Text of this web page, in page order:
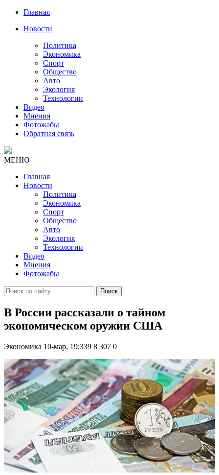
Главная
Новости
Политика
Экономика
Спорт
Общество
Авто
Экология
Технологии
Видео
Мнения
Фотожабы
Обратная связь
МЕНЮ
Главная
Новости
Политика
Экономика
Спорт
Общество
Авто
Экология
Технологии
Видео
Мнения
Фотожабы
Поиск
В России рассказали о тайном
экономическом оружии США
Экономика 10-мар, 19:339 8 307 0